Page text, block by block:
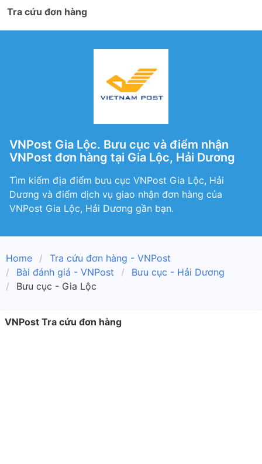
Tra cứu đơn hàng
VNPost Gia Lộc. Bưu cục và điểm nhận
VNPost đơn hàng tại Gia Lộc, Hải Dương
Tìm kiếm địa điểm bưu cục VNPost Gia Lộc, Hải
Dương và điểm dịch vụ giao nhận đơn hàng của
VNPost Gia Lộc, Hải Dương gần bạn.
Home
Tra cứu đơn hàng - VNPost
Bài đánh giá - VNPost
Bưu cục - Hải Dương
Bưu cục - Gia Lộc
VNPost Tra cứu đơn hàng